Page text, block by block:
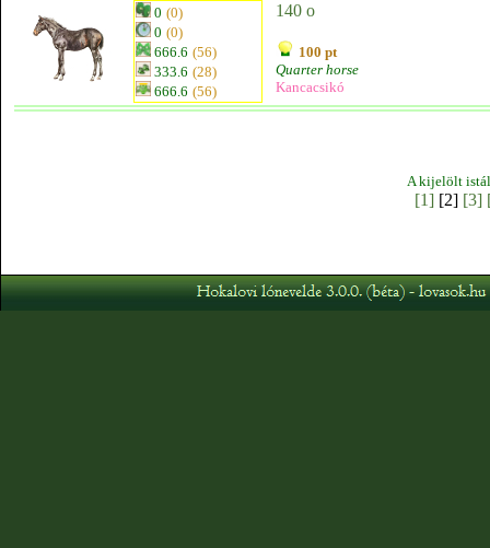
0 (0)
0 (0)
666.6 (56)
333.6 (28)
666.6 (56)
140 o
100 pt
Quarter horse
Kancacsikó
A kijelölt
[1] [2] [3]